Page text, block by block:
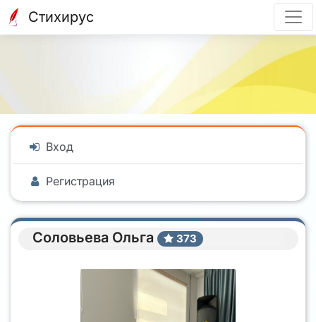
Стихирус
Вход
Регистрация
Соловьева Ольга 373